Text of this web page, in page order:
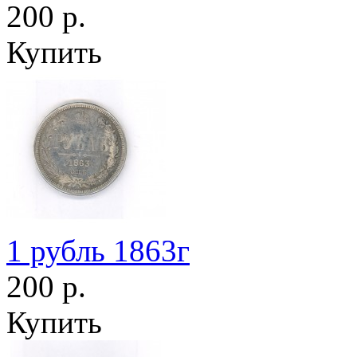
200 р.
Купить
1 рубль 1863г
200 р.
Купить